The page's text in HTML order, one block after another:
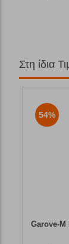
Στη ίδια
54%
Garove-